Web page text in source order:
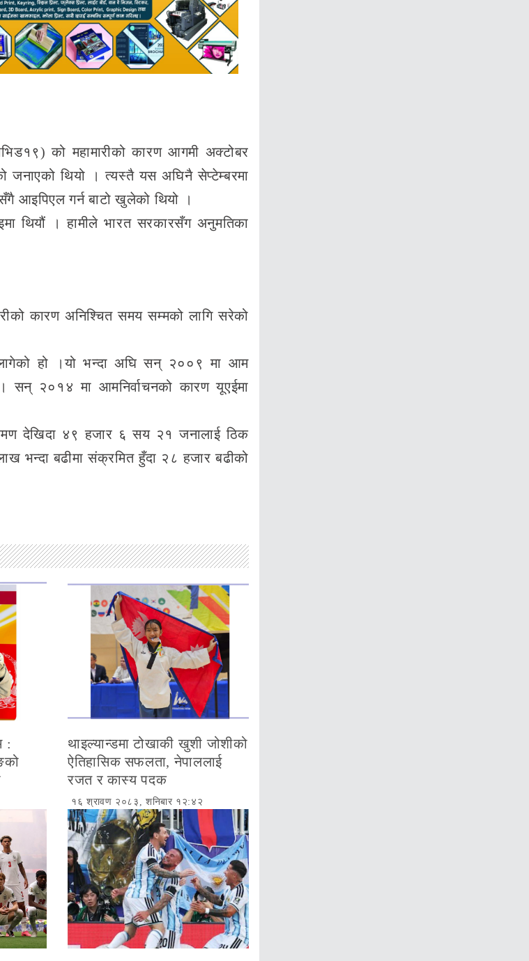
को महामारीको कारण आगमी अक्टोबर
जनाएको थियो । त्यस्तै यस अघिनै सेप्टेम्बरमा
आइपिएल गर्न बाटो खुलेको थियो ।
थियौं । हामीले भारत सरकारसँग अनुमतिका
कारण अनिश्चित समय सम्मको लागि सरेको
हो ।यो भन्दा अघि सन् २००९ मा आम
सन् २०१४ मा आमनिर्वाचनको कारण यूएईमा
देखिदा ४९ हजार ६ सय २१ जनालाई ठिक
बढीमा संक्रमित हुँदा २८ हजार बढीको
:
थाइल्यान्डमा टोखाकी खुशी जोशीको
ऐतिहासिक सफलता, नेपाललाई
रजत र कास्य पदक
१६ श्रावण २०८३, शनिबार १२:४२